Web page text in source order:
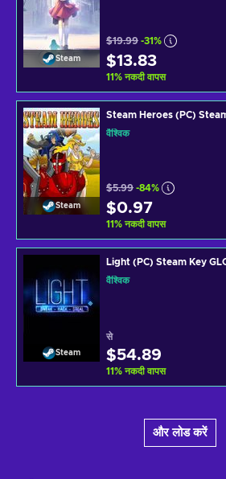
Steam
$19.99 -31%
$13.83
11% नकदी वापस
Steam
Steam Heroes (PC)
वैश्विक
$5.99 -84%
$0.97
11% नकदी वापस
Steam
Light (PC) Steam Key
वैश्विक
से
$54.89
11% नकदी वापस
और लोड करें